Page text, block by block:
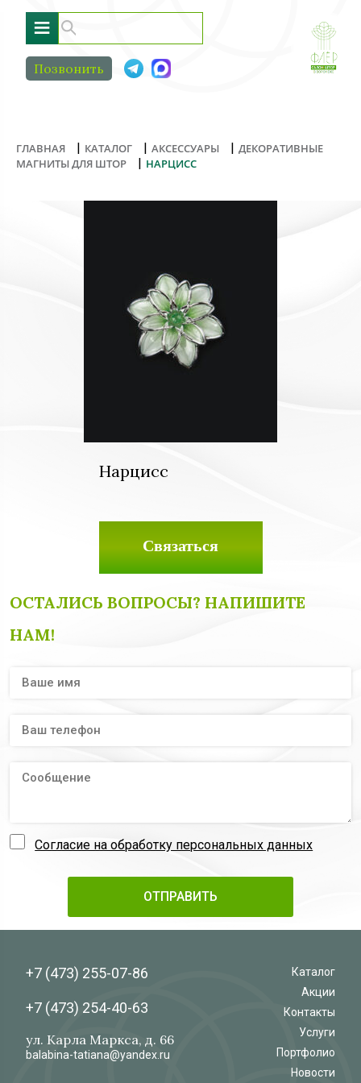
≡
Позвонить
ГЛАВНАЯ | КАТАЛОГ | АКСЕССУАРЫ | ДЕКОРАТИВНЫЕ
МАГНИТЫ ДЛЯ ШТОР
| НАРЦИСС
Нарцисс
Связаться
ОСТАЛИСЬ ВОПРОСЫ? НАПИШИТЕ
НАМ!
Согласие на обработку персональных данных
+7 (473) 255-07-86
+7 (473) 254-40-63
ул. Карла Маркса, д. 66
balabina-tatiana@yandex.ru
Каталог
Акции
Контакты
Услуги
Портфолио
Новости